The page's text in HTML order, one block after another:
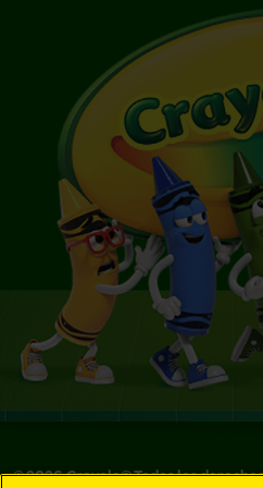
©2026Crayola® Todos los